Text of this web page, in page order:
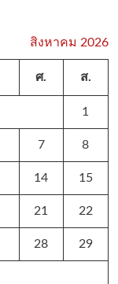
สิงหาคม 2026
ศ. ส.
1
7 8
14 15
21 22
28 29